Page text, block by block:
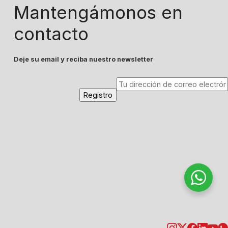
Mantengámonos en
contacto
Deje su email y reciba nuestro newsletter